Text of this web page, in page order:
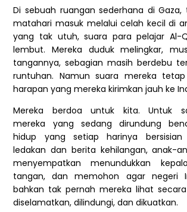
Di sebuah ruangan sederhana di
matahari masuk melalui celah kecil di
yang tak utuh, suara para pelajar Al-
lembut. Mereka duduk melingkar,
tangannya, sebagian masih berdebu
runtuhan. Namun suara mereka tetap
harapan yang mereka kirimkan jauh ke
Mereka berdoa untuk kita. Untuk
mereka yang sedang dirundung
hidup yang setiap harinya
ledakan dan berita kehilangan, anak-
menyempatkan menundukkan
tangan, dan memohon agar negeri
bahkan tak pernah mereka lihat
diselamatkan, dilindungi, dan dikuatkan.